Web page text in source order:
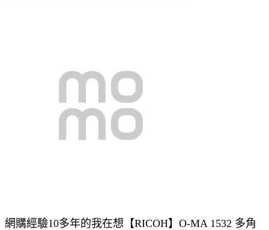
網購經驗10多年的我在想【RICOH】O-MA 1532 多角